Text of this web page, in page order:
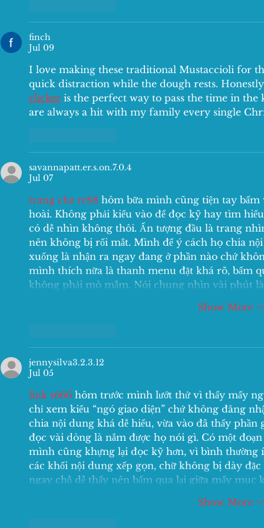
finch
Jul 09
I love making these traditional Mustaccioli for
quick distraction while the dough rests.
clicker is the perfect way to pass the time in
are always a hit with my family every single
savannapatt.er.s.on.7.0.4
Jul 07
trang chủ rr88 hôm bữa mình cũng tiện tay
hoài. Không phải kiểu vào để đọc kỹ hay tìm
có dễ nhìn không thôi. Ấn tượng đầu là trang
nên không bị rối mắt. Mình để ý cách họ chia
xuống là nhận ra ngay đang ở phần nào chứ
mình thích nữa là thanh menu đặt khá rõ, bấm
không phải mò mẫm. Nói chung nhìn vài phút
Show More
jennysilva3.2.3.12
Jul 05
link s666 hôm trước mình lướt thử vì thấy mấy
chỉ xem kiểu “ngó giao diện” chứ không đăng
chia nội dung khá dễ hiểu, vừa vào đã thấy phần
đọc vài dòng là nắm được họ nói gì. Có một
mình cũng khựng lại đọc kỹ hơn, vì bình thường
các khối nội dung xếp gọn, chữ không bị dày
ngay chỗ dễ thấy nên bấm qua lại giữa mấy mục
Show More